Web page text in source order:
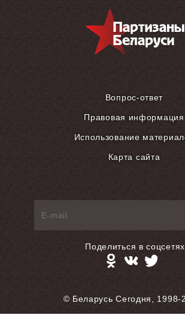
Вопрос-ответ
Правовая информация
Использование
Карта сайта
© Беларусь Сегодня, 1998-
Поделиться в